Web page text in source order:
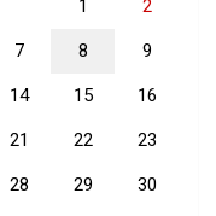
1 2
7 8 9
14 15 16
21 22 23
28 29 30